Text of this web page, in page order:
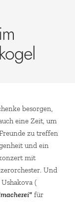
besorgen,
eine Zeit, um
zu treffen
und ein
mit
Und
(
für